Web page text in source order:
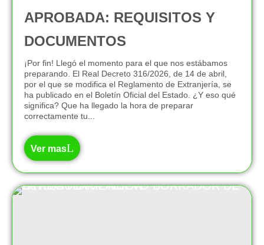
APROBADA: REQUISITOS Y
DOCUMENTOS
¡Por fin! Llegó el momento para el que nos estábamos
preparando. El Real Decreto 316/2026, de 14 de abril,
por el que se modifica el Reglamento de Extranjería, se
ha publicado en el Boletín Oficial del Estado. ¿Y eso qué
significa? Que ha llegado la hora de preparar
correctamente tu...
Ver mas